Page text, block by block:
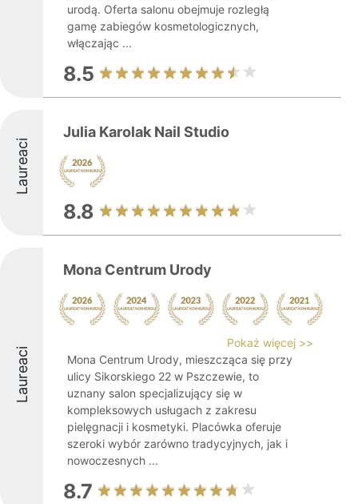
urodą. Oferta salonu obejmuje rozległą
gamę zabiegów kosmetologicznych,
włączając ...
8.5
Laureaci
Julia Karolak Nail Studio
8.8
Laureaci
Mona Centrum Urody
Pokaż więcej >>
Mona Centrum Urody, mieszcząca się przy
ulicy Sikorskiego 22 w Pszczewie, to
uznany salon specjalizujący się w
kompleksowych usługach z zakresu
pielęgnacji i kosmetyki. Placówka oferuje
szeroki wybór zarówno tradycyjnych, jak i
nowoczesnych ...
8.7